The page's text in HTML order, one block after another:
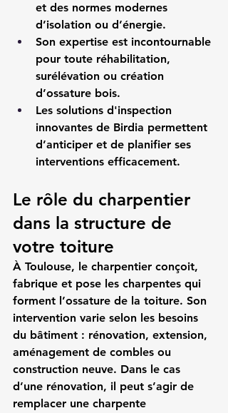
et des normes modernes
d’isolation ou d’énergie.
Son expertise est incontournable
pour toute réhabilitation,
surélévation ou création
d’ossature bois.
Les solutions d'inspection
innovantes de Birdia permettent
d’anticiper et de planifier ses
interventions efficacement.
Le rôle du charpentier
dans la structure de
votre toiture
À Toulouse, le charpentier conçoit,
fabrique et pose les charpentes qui
forment l’ossature de la toiture. Son
intervention varie selon les besoins
du bâtiment : rénovation, extension,
aménagement de combles ou
construction neuve. Dans le cas
d’une rénovation, il peut s’agir de
remplacer une charpente